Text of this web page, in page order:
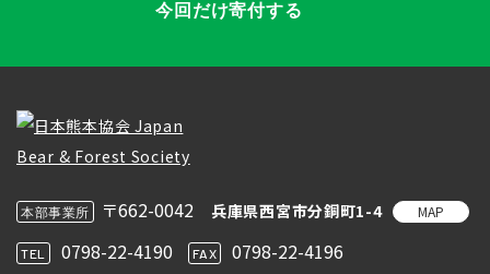
今回だけ寄付する
本部事業所 〒662-0042 兵庫県西宮市分銅町1-4 MAP
TEL 0798-22-4190 FAX
0798-22-4196